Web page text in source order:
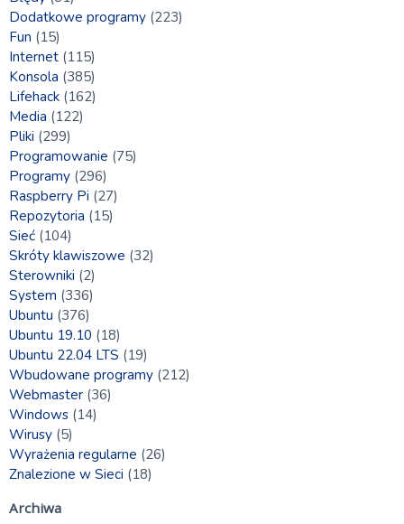
Dodatkowe programy (223)
Fun (15)
Internet (115)
Konsola (385)
Lifehack (162)
Media (122)
Pliki (299)
Programowanie (75)
Programy (296)
Raspberry Pi (27)
Repozytoria (15)
Sieć (104)
Skróty klawiszowe (32)
Sterowniki (2)
System (336)
Ubuntu (376)
Ubuntu 19.10 (18)
Ubuntu 22.04 LTS (19)
Wbudowane programy (212)
Webmaster (36)
Windows (14)
Wirusy (5)
Wyrażenia regularne (26)
Znalezione w Sieci (18)
Archiwa